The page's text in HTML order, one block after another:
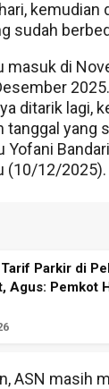
kemudian
sudah
masuk di
ditarik lagi,
tanggal yang
Yofani
(10/12/2025).
Parkir di
Agus: Pemkot
ASN masih